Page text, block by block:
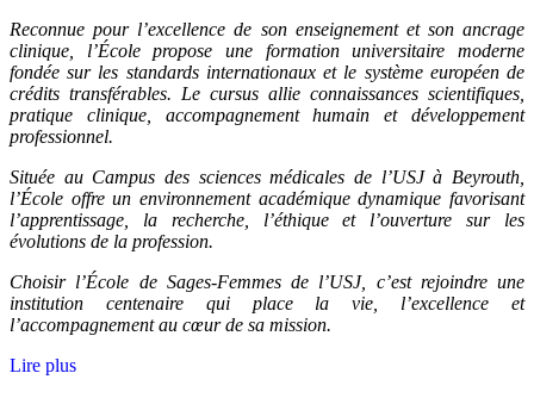
Reconnue pour l’excellence de son enseignement et son ancrage
clinique, l’École propose une formation universitaire moderne
fondée sur les standards internationaux et le système européen de
crédits transférables. Le cursus allie connaissances scientifiques,
pratique clinique, accompagnement humain et développement
professionnel.
Située au Campus des sciences médicales de l’USJ à Beyrouth,
l’École offre un environnement académique dynamique favorisant
l’apprentissage, la recherche, l’éthique et l’ouverture sur les
évolutions de la profession.
Choisir l’École de Sages-Femmes de l’USJ, c’est rejoindre une
institution centenaire qui place la vie, l’excellence et
l’accompagnement au cœur de sa mission.
Lire plus